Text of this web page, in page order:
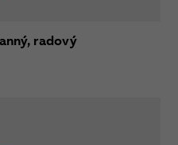
radový